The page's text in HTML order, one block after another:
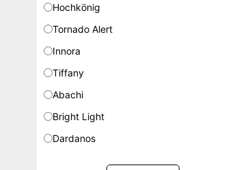
Hochkönig
Tornado Alert
Innora
Tiffany
Abachi
Bright Light
Dardanos